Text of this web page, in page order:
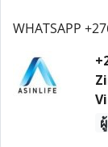
WHATSAPP